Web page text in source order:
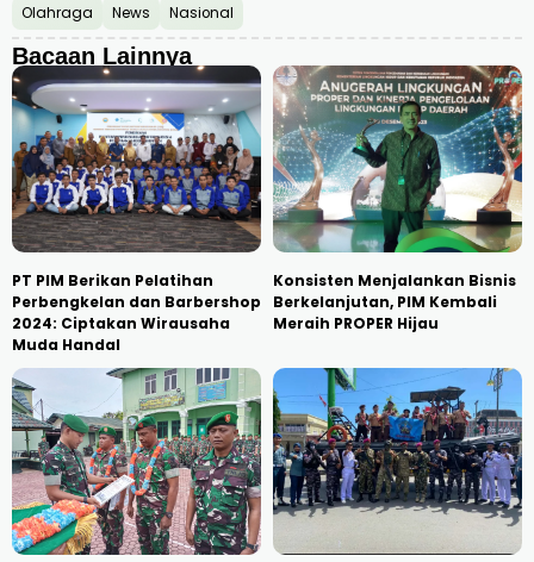
Olahraga News Nasional
Bacaan Lainnya
PT PIM Berikan Pelatihan
Perbengkelan dan Barbershop
2024: Ciptakan Wirausaha
Muda Handal
Konsisten Menjalankan Bisnis
Berkelanjutan, PIM Kembali
Meraih PROPER Hijau